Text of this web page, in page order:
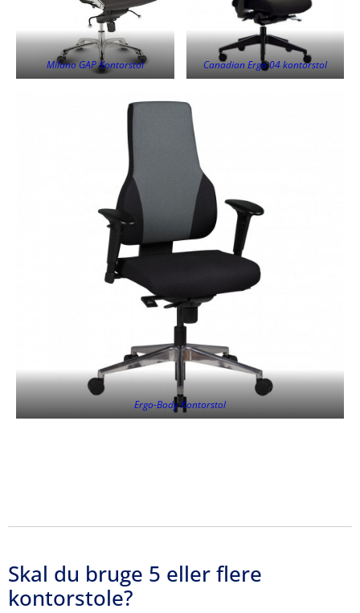
Milano GAP Kontorstol Canadian Ergo 04 kontorstol
Ergo-Body Kontorstol
Skal du bruge 5 eller flere
kontorstole?